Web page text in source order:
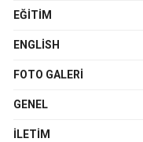
EĞITIM
ENGLISH
FOTO GALERI
GENEL
İLETIM